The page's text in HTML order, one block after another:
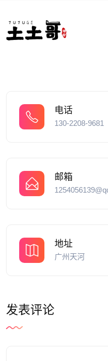
电话
130-2208-9681
邮箱
地址
广州天河
发表评论